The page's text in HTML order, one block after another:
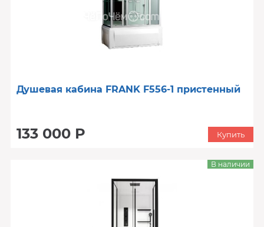
Душевая кабина FRANK F556-1 пристенный
133 000 Р Купить
В наличии